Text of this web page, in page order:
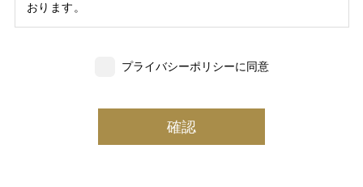
おります。
いただいた個人情報の一部を個人データとして保有
(3) 当社は、当社で就業する社員及び社員の扶養親族、及
び当社が支払調書等を作成する継続的契約関係のある個人
プライバシーポリシーに同意